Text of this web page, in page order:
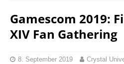
Gamescom 2019:
XIV Fan Gathering
8. September 2019 Crystal